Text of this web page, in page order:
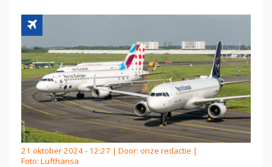
21 oktober 2024 - 12:27 | Door: onze redactie |
Foto: Lufthansa